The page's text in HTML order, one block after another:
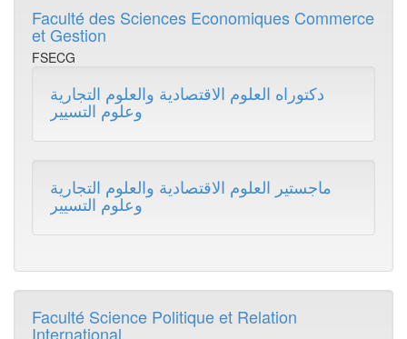
Faculté des Sciences Economiques Commerce
et Gestion
FSECG
دكتوراه العلوم الاقتصادية والعلوم التجارية
وعلوم التسيير
ماجستير العلوم الاقتصادية والعلوم التجارية
وعلوم التسيير
Faculté Science Politique et Relation
International